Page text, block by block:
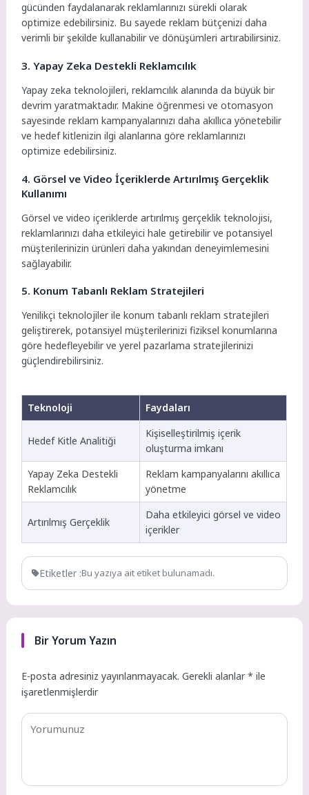
gücünden faydalanarak reklamlarınızı sürekli olarak
optimize edebilirsiniz. Bu sayede reklam bütçenizi daha
verimli bir şekilde kullanabilir ve dönüşümleri artırabilirsiniz.
3. Yapay Zeka Destekli Reklamcılık
Yapay zeka teknolojileri, reklamcılık alanında da büyük bir
devrim yaratmaktadır. Makine öğrenmesi ve otomasyon
sayesinde reklam kampanyalarınızı daha akıllıca yönetebilir
ve hedef kitlenizin ilgi alanlarına göre reklamlarınızı
optimize edebilirsiniz.
4. Görsel ve Video İçeriklerde Artırılmış Gerçeklik
Kullanımı
Görsel ve video içeriklerde artırılmış gerçeklik teknolojisi,
reklamlarınızı daha etkileyici hale getirebilir ve potansiyel
müşterilerinizin ürünleri daha yakından deneyimlemesini
sağlayabilir.
5. Konum Tabanlı Reklam Stratejileri
Yenilikçi teknolojiler ile konum tabanlı reklam stratejileri
geliştirerek, potansiyel müşterilerinizi fiziksel konumlarına
göre hedefleyebilir ve yerel pazarlama stratejilerinizi
güçlendirebilirsiniz.
Teknoloji Faydaları
Hedef Kitle Analitiği
Kişiselleştirilmiş içerik
oluşturma imkanı
Yapay Zeka Destekli
Reklamcılık
Reklam kampanyalarını akıllıca
yönetme
Artırılmış Gerçeklik
Daha etkileyici görsel ve video
içerikler
Etiketler :Bu yazıya ait etiket bulunamadı.
Bir Yorum Yazın
E-posta adresiniz yayınlanmayacak. Gerekli alanlar* ile
işaretlenmişlerdir